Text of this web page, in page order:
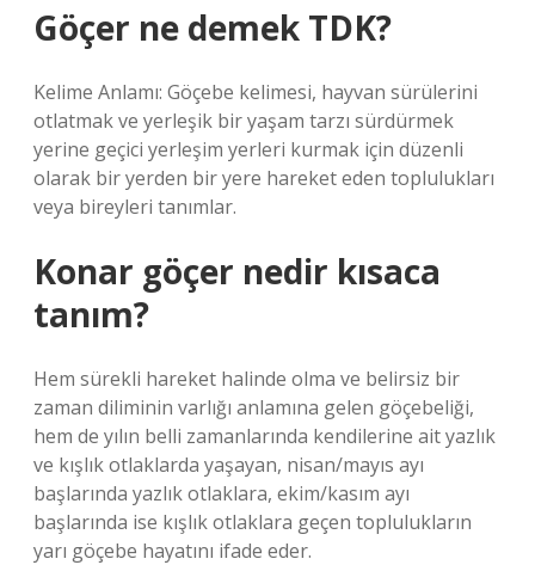
Göçer ne demek TDK?
Kelime Anlamı: Göçebe kelimesi, hayvan sürülerini
otlatmak ve yerleşik bir yaşam tarzı sürdürmek
yerine geçici yerleşim yerleri kurmak için düzenli
olarak bir yerden bir yere hareket eden toplulukları
veya bireyleri tanımlar.
Konar göçer nedir kısaca
tanım?
Hem sürekli hareket halinde olma ve belirsiz bir
zaman diliminin varlığı anlamına gelen göçebeliği,
hem de yılın belli zamanlarında kendilerine ait yazlık
ve kışlık otlaklarda yaşayan, nisan/mayıs ayı
başlarında yazlık otlaklara, ekim/kasım ayı
başlarında ise kışlık otlaklara geçen toplulukların
yarı göçebe hayatını ifade eder.